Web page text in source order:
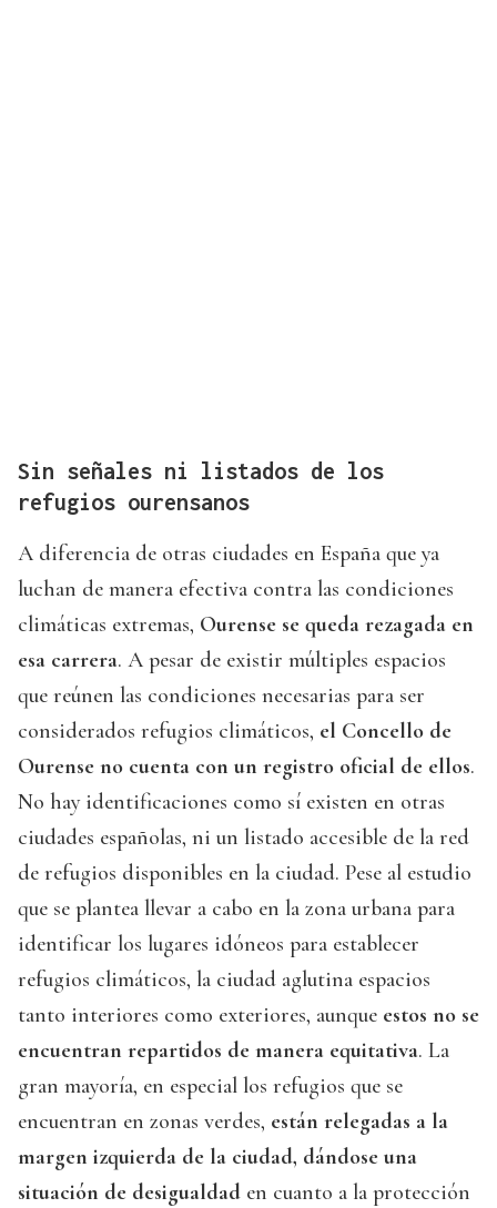
Sin señales ni listados de los
refugios ourensanos
A diferencia de otras ciudades en España que ya
luchan de manera efectiva contra las condiciones
climáticas extremas, Ourense se queda rezagada en
esa carrera. A pesar de existir múltiples espacios
que reúnen las condiciones necesarias para ser
considerados refugios climáticos, el Concello de
Ourense no cuenta con un registro oficial de ellos.
No hay identificaciones como sí existen en otras
ciudades españolas, ni un listado accesible de la red
de refugios disponibles en la ciudad. Pese al estudio
que se plantea llevar a cabo en la zona urbana para
identificar los lugares idóneos para establecer
refugios climáticos, la ciudad aglutina espacios
tanto interiores como exteriores, aunque estos no se
encuentran repartidos de manera equitativa. La
gran mayoría, en especial los refugios que se
encuentran en zonas verdes, están relegadas a la
margen izquierda de la ciudad, dándose una
situación de desigualdad en cuanto a la protección